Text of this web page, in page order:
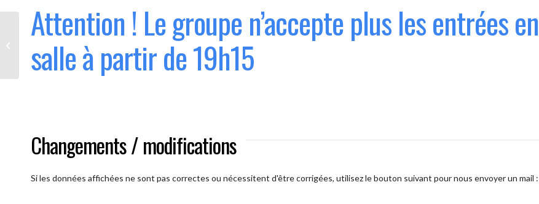
Attention ! Le groupe n’accepte plus les entrées en
salle à partir de 19h15
Changements / modifications
Si les données affichées ne sont pas correctes ou nécessitent d'être corrigées, utilisez le bouton suivant pour nous envoyer un mail :
Bouge “Saint-Luc” (Ouvert 1°
mercredi du mois)